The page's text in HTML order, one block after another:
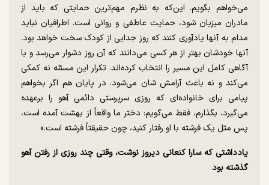
می‌خواهم بگویم. این‌که به نظرم مهم‌ترین حمایتی که باید از
مادران میزبان شود، حمایت عاطفی و روانی است. اطرافیان نباید
مدام به آنها یادآوری کنند که روز جدایی از کودک سخت خواهد بود.
آنها خودشان بهتر از هر کسی می‌دانند که آن روز دشوار می‌رسد و با
آگاهی کامل این مسیر را انتخاب کرده‌اند. تکرار این مسئله نه کمکی
می‌کند و نه باعث آرامش شان می‌شود. در پایان هم اگر بخواهم
پیامی برای خانواده‌ای که روزی سرپرستی دائمی آهو را برعهده
می‌گیرد، بگذارم، فقط می‌گویم: دختر ما واقعاً از بهشت آمده است،
پس مثل یک فرشته با او رفتار کنید، چون حقیقتاً فرشته است.»
یادداشتی که سارا کنعانی دیروز نوشت، وقتی چند روزی از رفتن آهو
گذشته بود